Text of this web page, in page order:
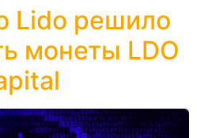
Lido решило
монеты LDO